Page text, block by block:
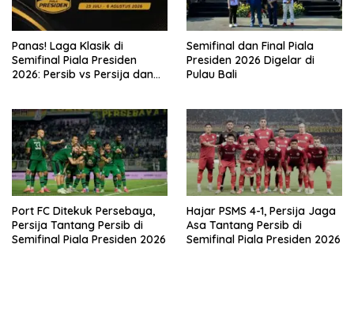
Panas! Laga Klasik di
Semifinal Piala Presiden
2026: Persib vs Persija dan
Semifinal dan Final Piala
Presiden 2026 Digelar di
Pulau Bali
Port FC Ditekuk Persebaya,
Persija Tantang Persib di
Semifinal Piala Presiden 2026
Hajar PSMS 4-1, Persija Jaga
Asa Tantang Persib di
Semifinal Piala Presiden 2026